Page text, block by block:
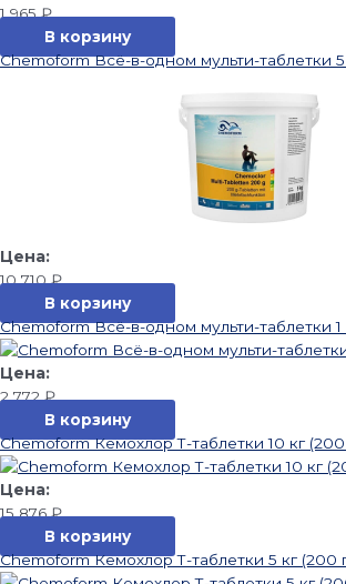
1 965₽
В корзину
Chemoform Всё-в-одном мульти-таблетки 5
10 710₽
В корзину
Chemoform Всё-в-одном мульти-таблетки 1
2 772₽
В корзину
Chemoform Кемохлор Т-таблетки 10 кг (200
15 876₽
В корзину
Chemoform Кемохлор Т-таблетки 5 кг (200